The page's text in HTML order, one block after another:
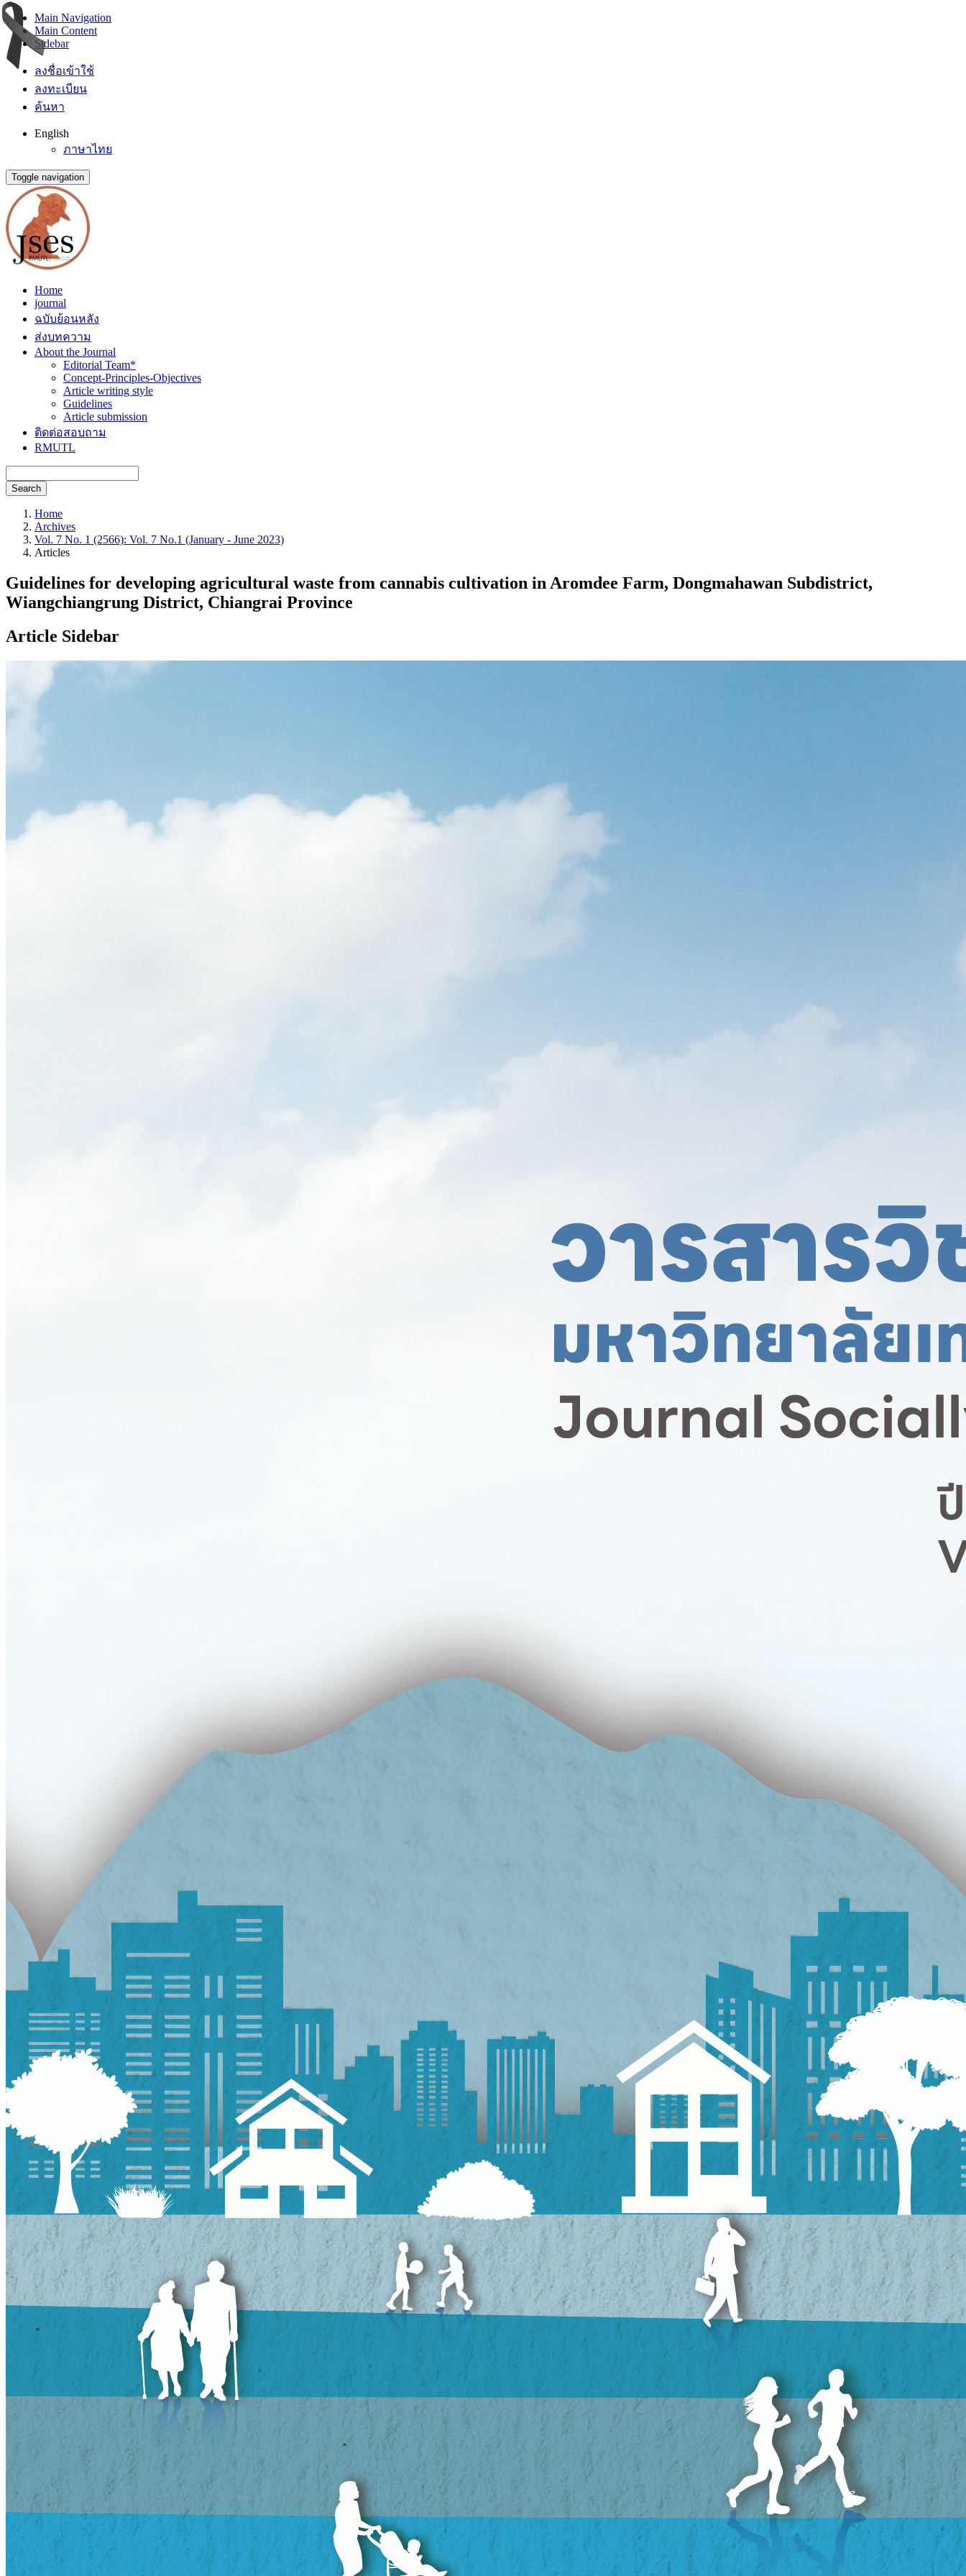
Main Navigation
Main Content
Sidebar
ลงชื่อเข้าใช้
ลงทะเบียน
ค้นหา
English
ภาษาไทย
Toggle navigation
Home
journal
ฉบับย้อนหลัง
ส่งบทความ
About the Journal
Editorial Team*
Concept-Principles-Objectives
Article writing style
Guidelines
Article submission
ติดต่อสอบถาม
RMUTL
Search
Home
Archives
Vol. 7 No. 1 (2566): Vol. 7 No.1 (January - June 2023)
Articles
Guidelines for developing agricultural waste from cannabis cultivation in Aromdee Farm, Dongmahawan Subdistrict,
Wiangchiangrung District, Chiangrai Province
Article Sidebar